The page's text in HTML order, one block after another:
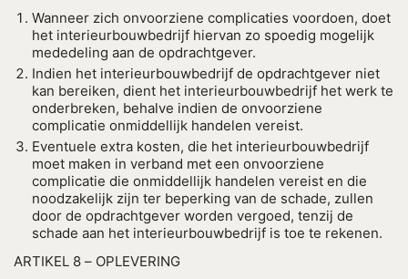
Wanneer zich onvoorziene complicaties voordoen, doet
het interieurbouwbedrijf hiervan zo spoedig mogelijk
mededeling aan de opdrachtgever.
Indien het interieurbouwbedrijf de opdrachtgever niet
kan bereiken, dient het interieurbouwbedrijf het werk te
onderbreken, behalve indien de onvoorziene
complicatie onmiddellijk handelen vereist.
Eventuele extra kosten, die het interieurbouwbedrijf
moet maken in verband met een onvoorziene
complicatie die onmiddellijk handelen vereist en die
noodzakelijk zijn ter beperking van de schade, zullen
door de opdrachtgever worden vergoed, tenzij de
schade aan het interieurbouwbedrijf is toe te rekenen.
ARTIKEL 8 – OPLEVERING